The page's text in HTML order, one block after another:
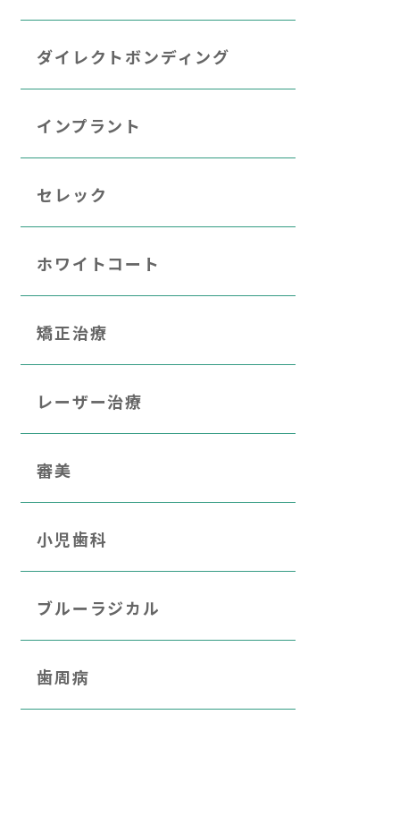
ダイレクトボンディング
インプラント
セレック
ホワイトコート
矯正治療
レーザー治療
審美
小児歯科
ブルーラジカル
歯周病